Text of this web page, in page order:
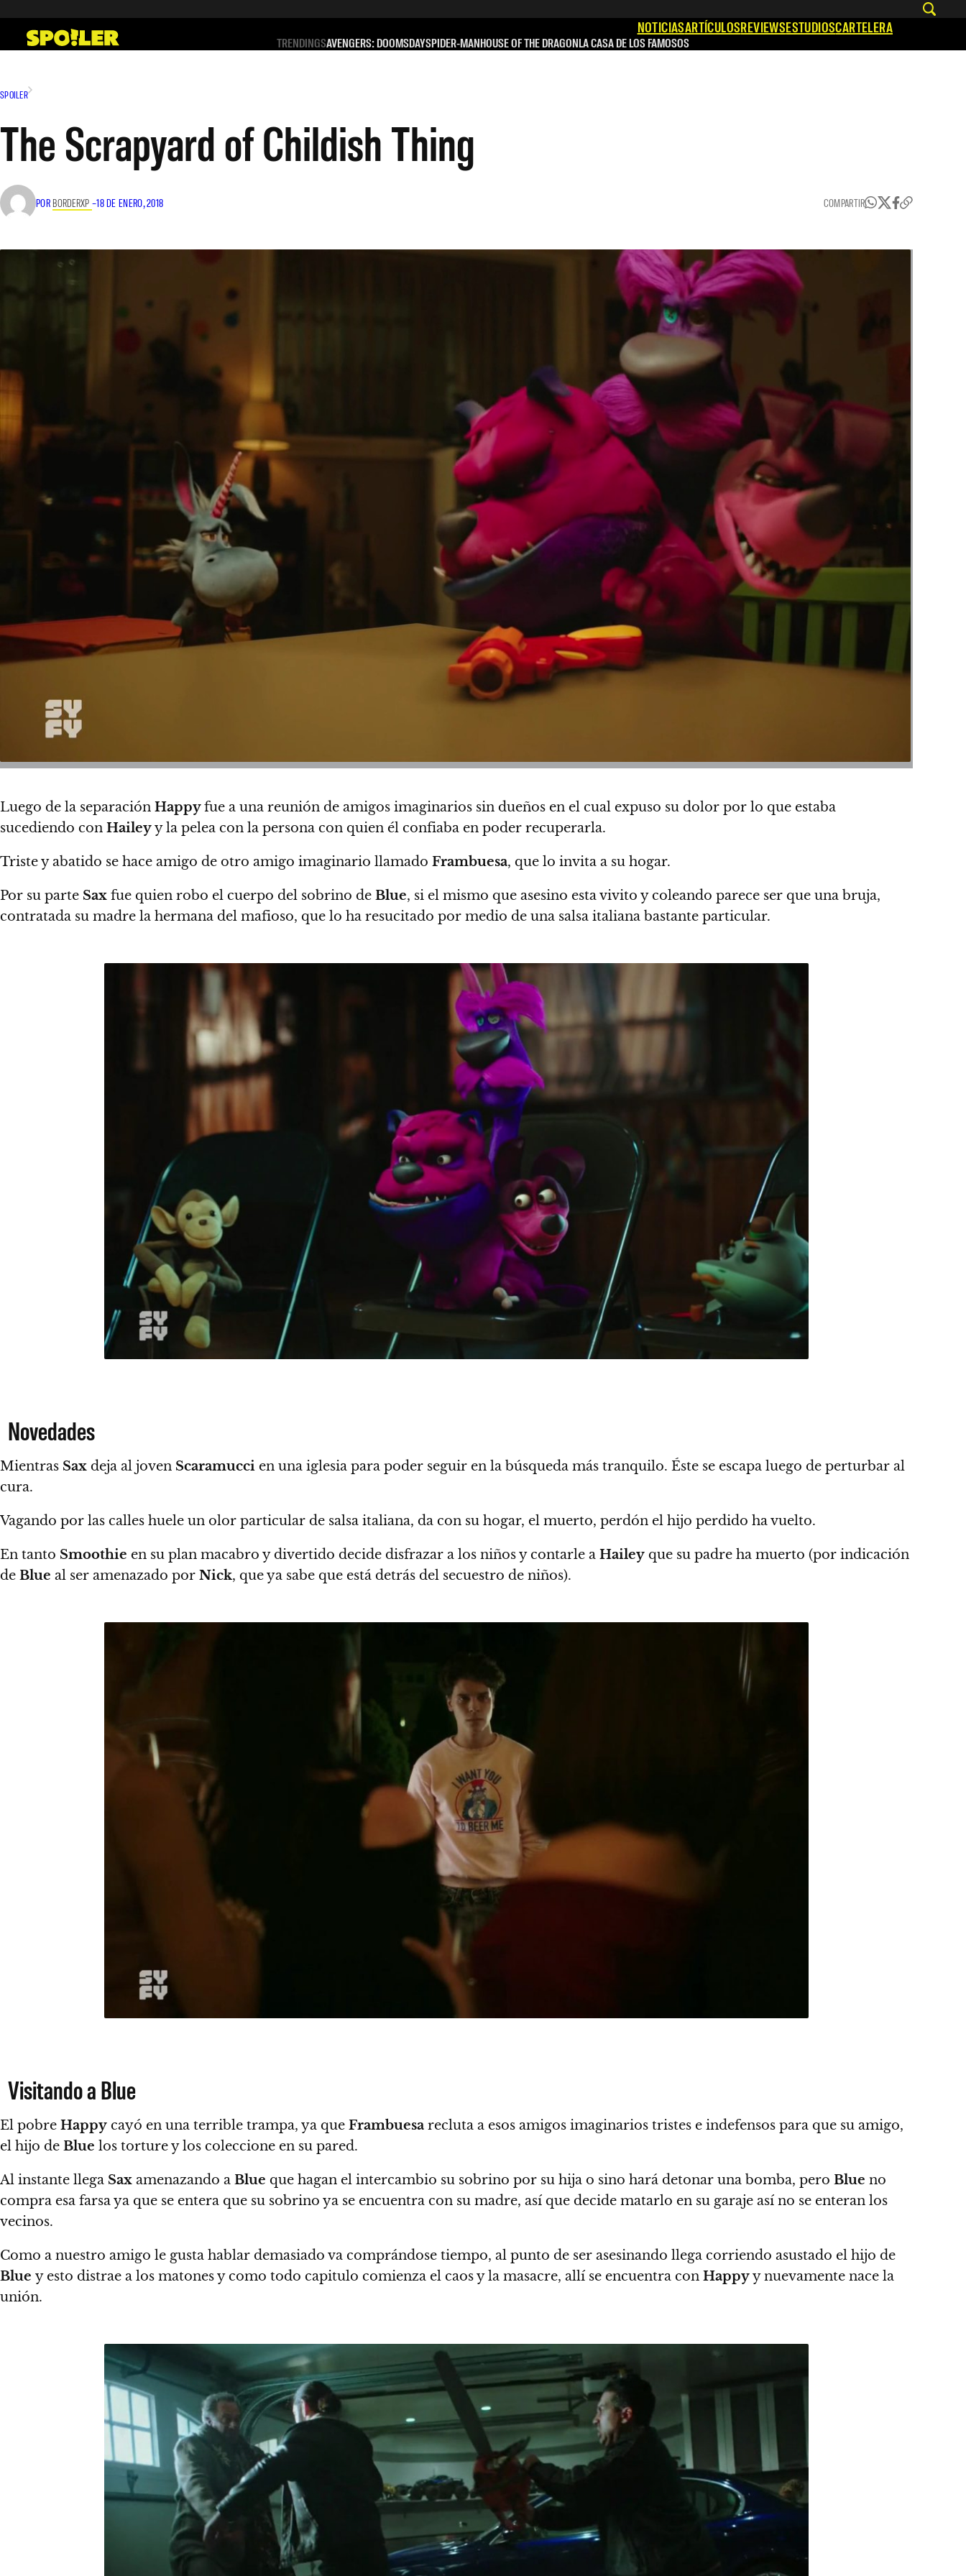
contenido
NOTICIASARTÍCULOSREVIEWSESTUDIOSCARTELERA
TRENDINGSAVENGERS: DOOMSDAYSPIDER-MANHOUSE OF THE DRAGONLA CASA DE LOS FAMOSOS
SPOILER
The Scrapyard of Childish Thing
POR BORDERXP –18 DE ENERO, 2018 COMPARTIR
Luego de la separación Happyfue a una reunión de amigos imaginarios sin dueños en el cual expuso su dolor por lo que estaba
sucediendo con Haileyy la pelea con la persona con quien él confiaba en poder recuperarla.
Triste y abatido se hace amigo de otro amigo imaginario llamado Frambuesa, que lo invita a su hogar.
Por su parte Sax fue quien robo el cuerpo del sobrino de Blue, si el mismo que asesino esta vivito y coleando parece ser que una bruja,
contratada su madre la hermana del mafioso, que lo ha resucitado por medio de una salsa italiana bastante particular.
Novedades
Mientras Sax deja al joven Scaramucci en una iglesia para poder seguir en la búsqueda más tranquilo. Éste se escapa luego de perturbar al
cura.
Vagando por las calles huele un olor particular de salsa italiana, da con su hogar, el muerto, perdón el hijo perdido ha vuelto.
En tanto Smoothie en su plan macabro y divertido decide disfrazar a los niños y contarle a Hailey que su padre ha muerto (por indicación
de Blue al ser amenazado por Nick, que ya sabe que está detrás del secuestro de niños).
Visitando a Blue
El pobre Happy cayó en una terrible trampa, ya que Frambuesa recluta a esos amigos imaginarios tristes e indefensos para que su amigo,
el hijo de Blue los torture y los coleccione en su pared.
Al instante llega Sax amenazando a Blue que hagan el intercambio su sobrino por su hija o sino hará detonar una bomba, pero Blue no
compra esa farsa ya que se entera que su sobrino ya se encuentra con su madre, así que decide matarlo en su garaje así no se enteran los
vecinos.
Como a nuestro amigo le gusta hablar demasiado va comprándose tiempo, al punto de ser asesinando llega corriendo asustado el hijo de
Blue y esto distrae a los matones y como todo capitulo comienza el caos y la masacre, allí se encuentra con Happyy nuevamente nace la
unión.